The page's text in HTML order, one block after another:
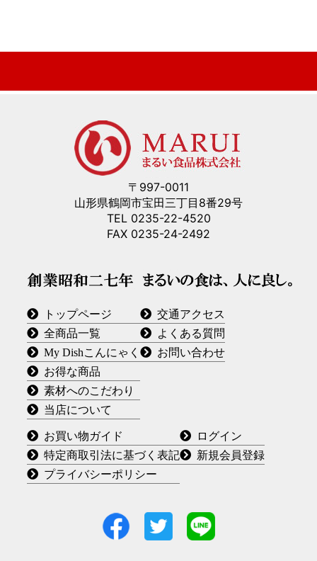
〒997-0011
山形県鶴岡市宝田三丁目8番29号
TEL 0235-22-4520
FAX 0235-24-2492
トップページ
全商品一覧
My Dishこんにゃく
お得な商品
素材へのこだわり
当店について
交通アクセス
よくある質問
お問い合わせ
お買い物ガイド
特定商取引法に基づく表記
プライバシーポリシー
ログイン
新規会員登録